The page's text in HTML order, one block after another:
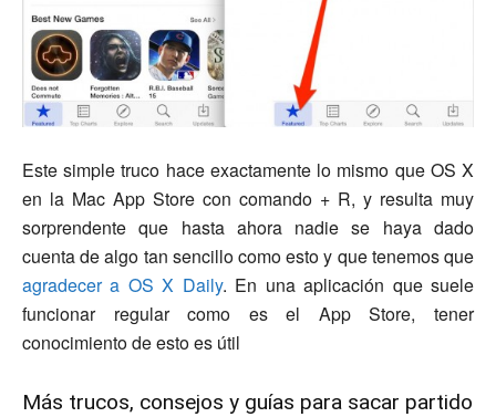
Este simple truco hace exactamente lo mismo que OS X
en la Mac App Store con comando + R, y resulta muy
sorprendente que hasta ahora nadie se haya dado
cuenta de algo tan sencillo como esto y que tenemos que
agradecer a OS X Daily. En una aplicación que suele
funcionar regular como es el App Store, tener
conocimiento de esto es útil
Más trucos, consejos y guías para sacar partido